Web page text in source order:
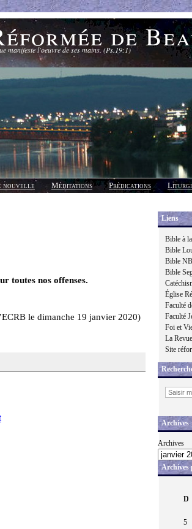
de
manifeste l'oeuvre de ses mains. (Ps.19:1)
nouvelle Méditations Prédications
toutes nos offenses.
le dimanche 19 janvier 2020)
Liens
Bible à
Bible
Bible
Bible
Église
Faculté
Faculté
Foi et
La
Site
Archives
Archives
Archives
D
5